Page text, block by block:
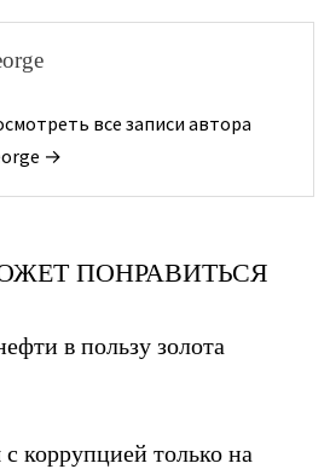
все записи автора
→
ПОНРАВИТЬСЯ
в пользу золота
коррупцией только на